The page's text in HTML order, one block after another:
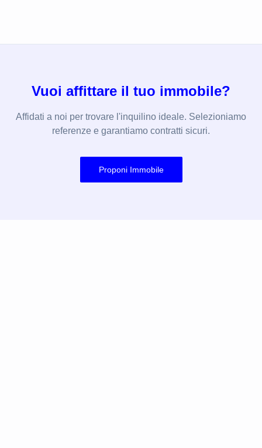
Vuoi affittare il tuo immobile?
Affidati a noi per trovare l'inquilino ideale. Selezioniamo
referenze e garantiamo contratti sicuri.
Proponi Immobile